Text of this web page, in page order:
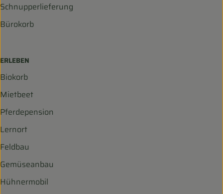
Schnupperlieferung
Bürokorb
ERLEBEN
Biokorb
Mietbeet
Pferdepension
Lernort
Feldbau
Gemüseanbau
Hühnermobil